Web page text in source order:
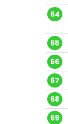
64
65
66
67
68
69